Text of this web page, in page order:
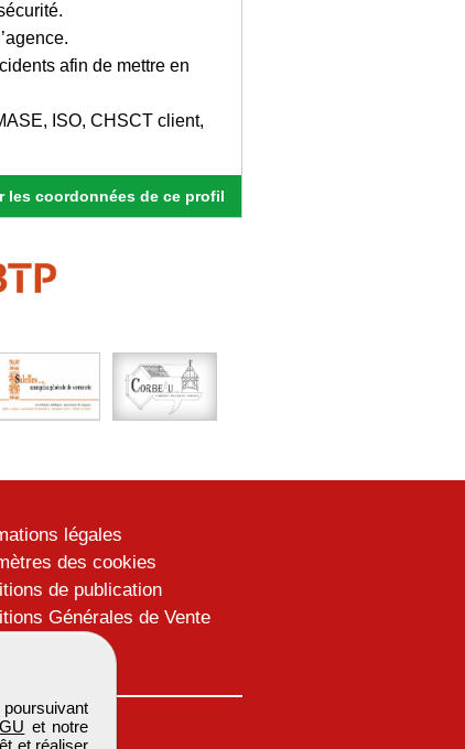
afin de mettre en
ISO, CHSCT client,
les coordonnées de ce profil
et notre
et réaliser
légales
des cookies
de publication
Générales de Vente